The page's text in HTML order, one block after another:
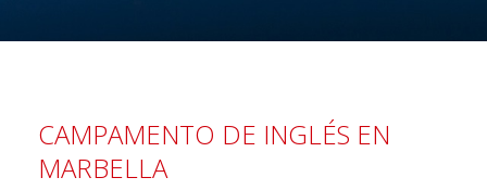
CAMPAMENTO DE INGLÉS EN
MARBELLA